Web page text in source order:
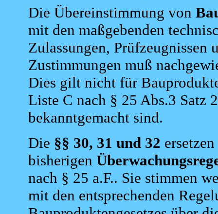
Die Übereinstimmung von
mit den maßgebenden
Zulassungen, Prüfzeugnissen
Zustimmungen muß
Dies gilt nicht für
Liste C nach § 25 Abs.3 Satz 2
bekanntgemacht sind.
Die §§ 30, 31 und 32
bisherigen
nach § 25 a.F.. Sie stimmen
mit den entsprechenden